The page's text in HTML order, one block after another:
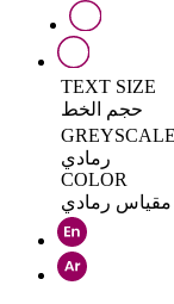
TEXT SIZE
حجم الخط
GREYSCALE
رمادي
COLOR
مقياس رمادي